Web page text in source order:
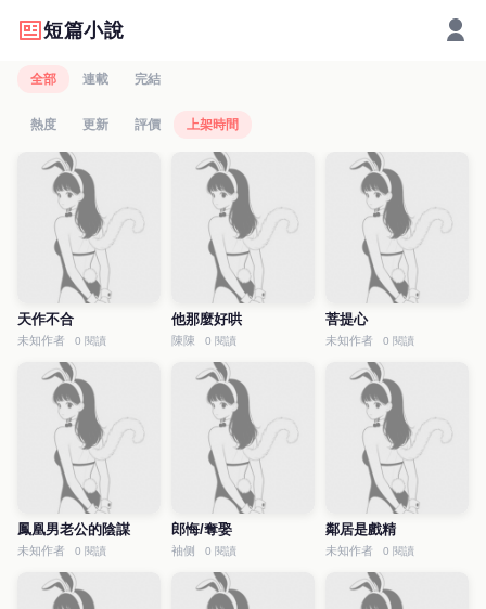
短篇小說
全部 連載 完結
熱度 更新 評價 上架時間
天作不合
未知作者 0 閱讀
他那麼好哄
陳陳 0 閱讀
菩提心
未知作者 0 閱讀
鳳凰男老公的陰謀
未知作者 0 閱讀
郎悔/奪娶
袖侧 0 閱讀
鄰居是戲精
未知作者 0 閱讀